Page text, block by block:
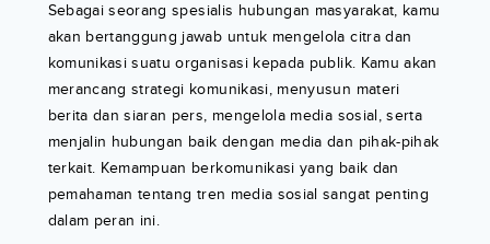
Sebagai seorang spesialis hubungan masyarakat, kamu
akan bertanggung jawab untuk mengelola citra dan
komunikasi suatu organisasi kepada publik. Kamu akan
merancang strategi komunikasi, menyusun materi
berita dan siaran pers, mengelola media sosial, serta
menjalin hubungan baik dengan media dan pihak-pihak
terkait. Kemampuan berkomunikasi yang baik dan
pemahaman tentang tren media sosial sangat penting
dalam peran ini.